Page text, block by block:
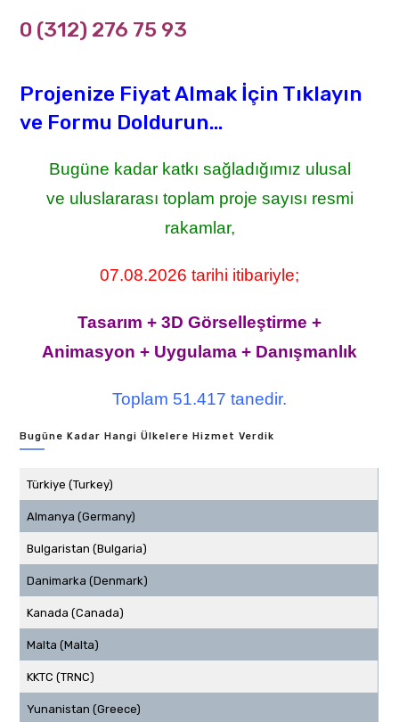
0 (312) 276 75 93
Projenize Fiyat Almak İçin Tıklayın
ve Formu Doldurun...
Bugüne kadar katkı sağladığımız ulusal
ve uluslararası toplam proje sayısı resmi
rakamlar,
07.08.2026 tarihi itibariyle;
Tasarım + 3D Görselleştirme +
Animasyon + Uygulama + Danışmanlık
Toplam 51.417 tanedir.
Bugüne Kadar Hangi Ülkelere Hizmet Verdik
Türkiye (Turkey)
Almanya (Germany)
Bulgaristan (Bulgaria)
Danimarka (Denmark)
Kanada (Canada)
Malta (Malta)
KKTC (TRNC)
Yunanistan (Greece)